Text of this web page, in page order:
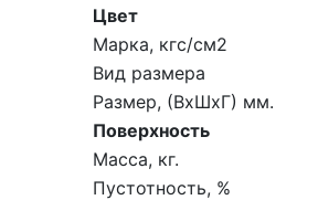
Цвет
Марка, кгс/см2
Вид размера
Размер, (ВхШхГ) мм.
Поверхность
Масса, кг.
Пустотность, %